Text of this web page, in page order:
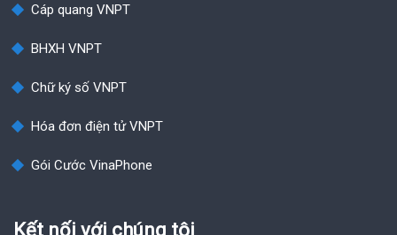
Cáp quang VNPT
BHXH VNPT
Chữ ký số VNPT
Hóa đơn điện tử VNPT
Gói Cước VinaPhone
Kết nối với chúng tôi